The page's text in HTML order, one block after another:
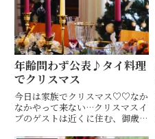
年齢問わず公表♪タイ料理
でクリスマス
今日は家族でクリスマス♡♡なか
なかやって来ない…クリスマスイ
ブのゲストは近くに住む、御歳